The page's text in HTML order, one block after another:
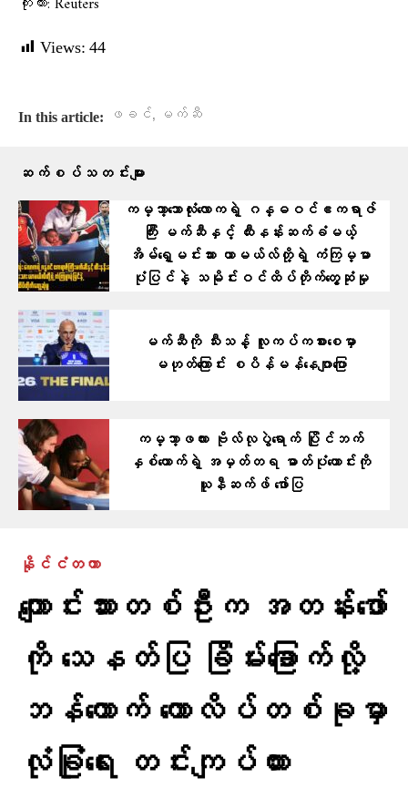
Views: 44
In this article: ဖခင်, မက်ဆီ
ဆက်စပ်သတင်းများ
ကမ္ဘာ့ဘောလုံးလောကရဲ့ ဂန္ဓဝင်ဧကရာဇ်
ကြီး မက်ဆီနှင့် ထီးနန်းဆက်ခံမယ့်
အိမ်ရှေ့မင်းသား ယာမယ်လ်တို့ရဲ့ ကံကြမ္မာ
ပုံပြင်နဲ့ သမိုင်းဝင်ထိပ်တိုက်တွေ့ဆုံမှု
မက်ဆီကို သီးသန့် လူကပ်ကစားစေမှာ
မဟုတ်ကြောင်း စပိန်မန်နေဂျာပြော
ကမ္ဘာ့ဖလား ဗိုလ်လုပွဲရောက် ပြိုင်ဘက်
နှစ်ယောက်ရဲ့ အမှတ်တရ ဓာတ်ပုံဟောင်းကို
ယူနီဆက်ဖ် ဖော်ပြ
နိုင်ငံတကာ
ကျောင်းသားတစ်ဦးက အတန်းဖော်
ကို သေနတ်ပြ ခြိမ်းခြောက်လို့
ဘန်ကောက် ကောလိပ်တစ်ခုမှာ
လုံခြုံရေး တင်းကျပ်ထား